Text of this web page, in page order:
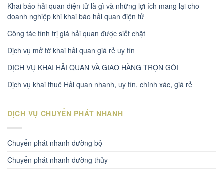
Khai báo hải quan điện tử là gì và những lợi ích mang lại cho
doanh nghiệp khi khai báo hải quan điện tử
Công tác tính trị giá hải quan được siết chặt
Dịch vụ mở tờ khai hải quan giá rẻ uy tín
DỊCH VỤ KHAI HẢI QUAN VÀ GIAO HÀNG TRỌN GÓI
Dịch vụ khai thuê Hải quan nhanh, uy tín, chính xác, giá rẻ
DỊCH VỤ CHUYỂN PHÁT NHANH
Chuyển phát nhanh đường bộ
Chuyển phát nhanh dường thủy